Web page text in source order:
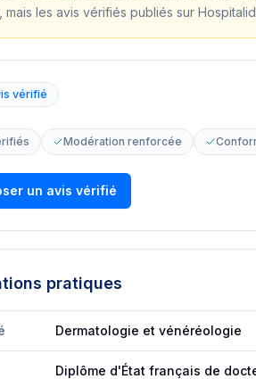
mais les avis vérifiés publiés sur
vérifié
Modération renforcée
un avis vérifié
pratiques
Dermatologie et vénéréologie
Diplôme d'État français de